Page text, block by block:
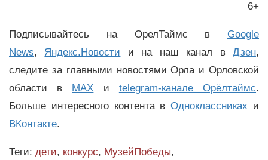
6+
Подписывайтесь на ОрелТаймс в Google
News, Яндекс.Новости и на наш канал вДзен,
следите за главными новостями Орла и Орловской
области в MAX и telegram-канале Орёлтаймс.
Больше интересного контента вОдноклассниках и
ВКонтакте.
Теги: дети, конкурс, МузейПобеды,